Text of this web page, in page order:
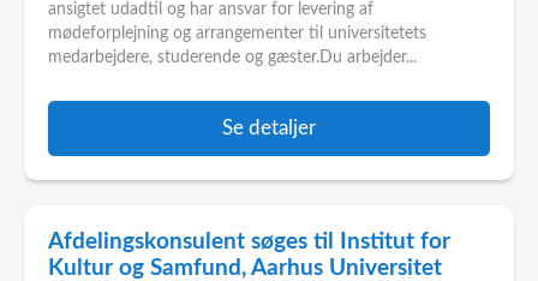
ansigtet udadtil og har ansvar for levering af
mødeforplejning og arrangementer til universitetets
medarbejdere, studerende og gæster.Du arbejder...
Se detaljer
Afdelingskonsulent søges til Institut for
Kultur og Samfund, Aarhus Universitet